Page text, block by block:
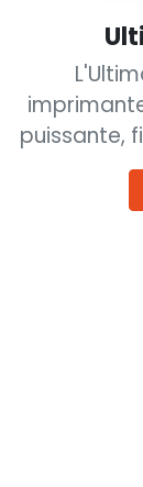
puissante,